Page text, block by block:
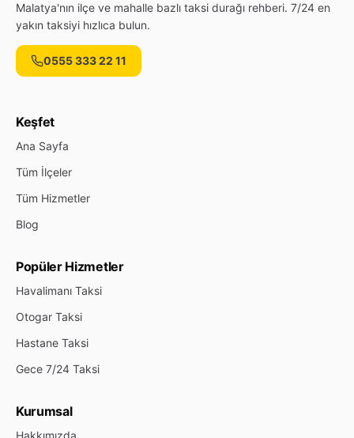
Malatya'nın ilçe ve mahalle bazlı taksi durağı rehberi. 7/24 en
yakın taksiyi hızlıca bulun.
0555 333 22 11
Keşfet
Ana Sayfa
Tüm İlçeler
Tüm Hizmetler
Blog
Popüler Hizmetler
Havalimanı Taksi
Otogar Taksi
Hastane Taksi
Gece 7/24 Taksi
Kurumsal
Hakkımızda